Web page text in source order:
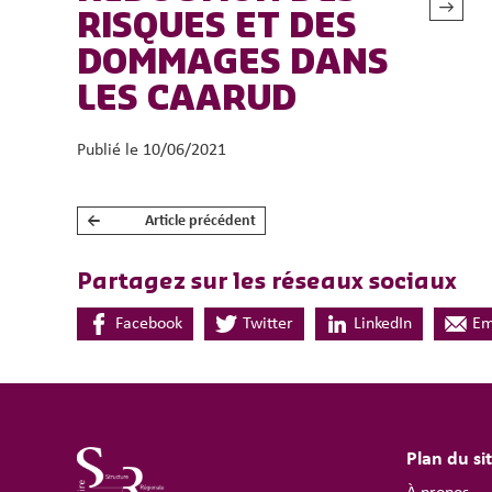
RISQUES ET DES
DOMMAGES DANS
LES CAARUD
Publié le 10/06/2021
Découvrir
NAVIGATION DE L’ARTICLE
← Article précédent
Partagez sur les réseaux sociaux
Facebook Twitter LinkedIn
Plan du